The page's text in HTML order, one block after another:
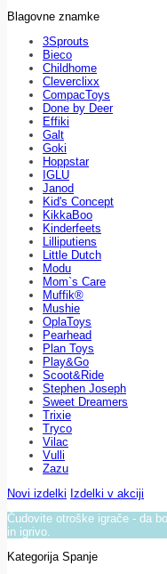
Blagovne znamke
3Sprouts
Bieco
Childhome
Cleverclixx
CompacToys
Done by Deer
Effiki
Galt
Goki
Hoppstar
IGLU
Janod
Kid's Concept
KikkaBoo
Kinderfeets
Lilliputiens
Little Dutch
Modu
Mom`s Care
Muffik®
Mushie
OplaToys
Pearhead
Plan Toys
Play&Go
Scoot&Ride
Stephen Joseph
Sweet Dreamers
Trixie
Tryco
Vilac
Vulli
Zazu
Novi izdelki Izdelki v akciji
Čudovite otroške igrače - da
in igrivo.
Kategorija Spanje